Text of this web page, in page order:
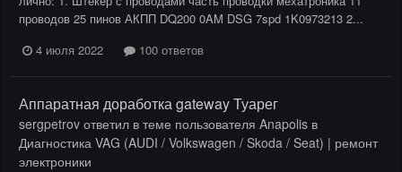
проводов 25 пинов АКПП DQ200 0AM DSG 7spd 1K0973213 2...
4 июля 2022
100 ответов
Аппаратная доработка gateway Туарег
sergpetrov ответил в теме пользователя Anapolis в
Диагностика VAG (AUDI / Volkswagen / Skoda / Seat) | ремонт
электроники